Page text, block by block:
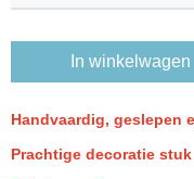
In winkelwagen
Handvaardig, geslepen
Prachtige decoratie stuk